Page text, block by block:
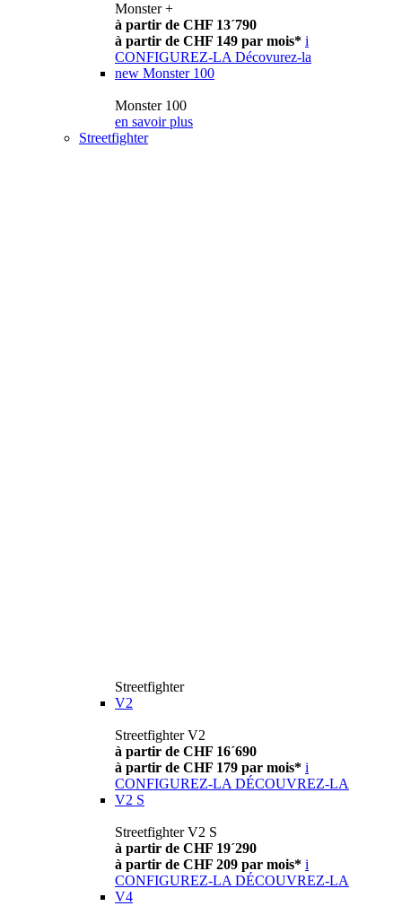
Monster +
à partir de CHF 13´790
à partir de CHF 149 par mois* i
CONFIGUREZ-LA Décovurez-la
new Monster 100
Monster 100
en savoir plus
Streetfighter
Streetfighter
V2
Streetfighter V2
à partir de CHF 16´690
à partir de CHF 179 par mois* i
CONFIGUREZ-LA DÉCOUVREZ-LA
V2 S
Streetfighter V2 S
à partir de CHF 19´290
à partir de CHF 209 par mois* i
CONFIGUREZ-LA DÉCOUVREZ-LA
V4